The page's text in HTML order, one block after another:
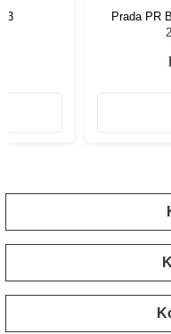
Prada PR